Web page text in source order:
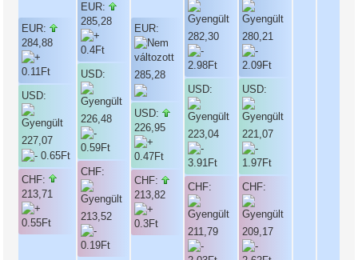
EUR:
284,88
USD:
227,07
CHF:
213,71
EUR:
285,28
USD:
226,48
CHF:
213,52
EUR:
285,28
USD:
226,95
CHF:
213,82
282,30
USD:
223,04
CHF:
211,79
280,21
USD:
221,07
CHF:
209,17